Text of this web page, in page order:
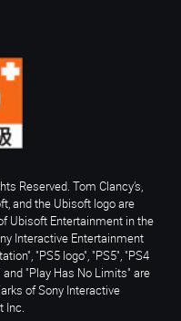
Reserved. Tom Clancy’s,
and the Ubisoft logo are
Ubisoft Entertainment in the
Interactive Entertainment
"PS5 logo", "PS5", "PS4
and "Play Has No Limits" are
of Sony Interactive
Inc.